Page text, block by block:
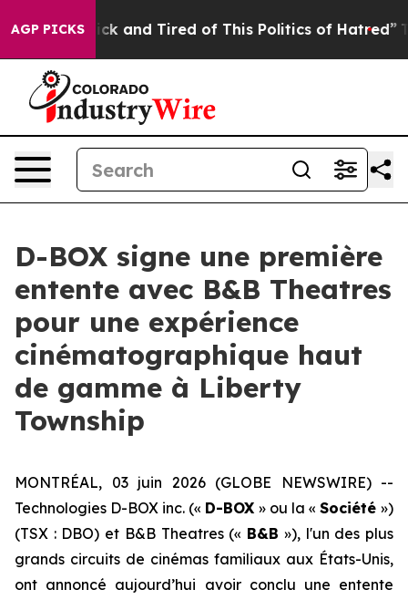
AGP PICKS
Sick and Tired of This Politics of Hatred” The
D-BOX signe une première
entente avec B&B Theatres
pour une expérience
cinématographique haut
de gamme à Liberty
Township
MONTRÉAL, 03 juin 2026 (GLOBE NEWSWIRE) --
Technologies D-BOX inc. (« D-BOX » ou la « Société»)
(TSX : DBO) et B&B Theatres (« B&B »), l'un des plus
grands circuits de cinémas familiaux aux États-Unis,
ont annoncé aujourd’hui avoir conclu une entente